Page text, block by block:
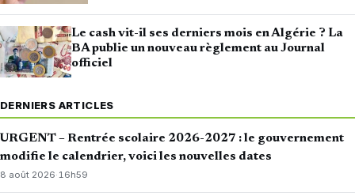
Le cash vit-il ses derniers mois en Algérie ? La
BA publie un nouveau règlement au Journal
officiel
DERNIERS ARTICLES
URGENT – Rentrée scolaire 2026-2027 : le gouvernement
modifie le calendrier, voici les nouvelles dates
8 août 2026·16h59